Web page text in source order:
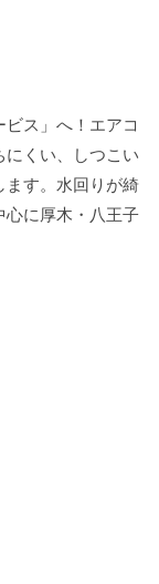
ス」へ！エアコ
くい、しつこい
ます。水回りが綺
心に厚木・八王子